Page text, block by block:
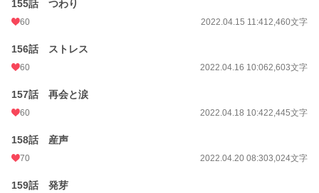
155話 つわり
60 2022.04.15 11:412,460文字
156話 ストレス
60 2022.04.16 10:062,603文字
157話 再会と涙
60 2022.04.18 10:422,445文字
158話 産声
70 2022.04.20 08:303,024文字
159話 発芽